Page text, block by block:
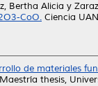
Bertha Alicia y
CoO. Ciencia
de materiales
Maestría thesis,